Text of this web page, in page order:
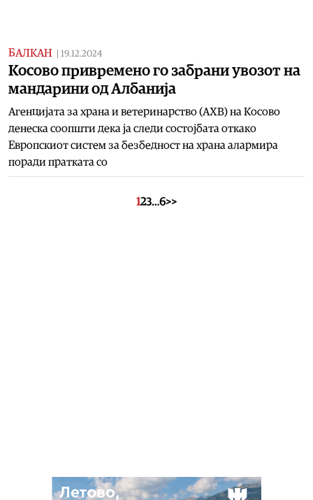
БАЛКАН 19.12.2024
Косово привремено го забрани увозот на
мандарини од Албанија
Агенцијата за храна и ветеринарство (АХВ) на Косово
денеска соопшти дека ја следи состојбата откако
Европскиот систем за безбедност на храна алармира
поради пратката со
123…6>>